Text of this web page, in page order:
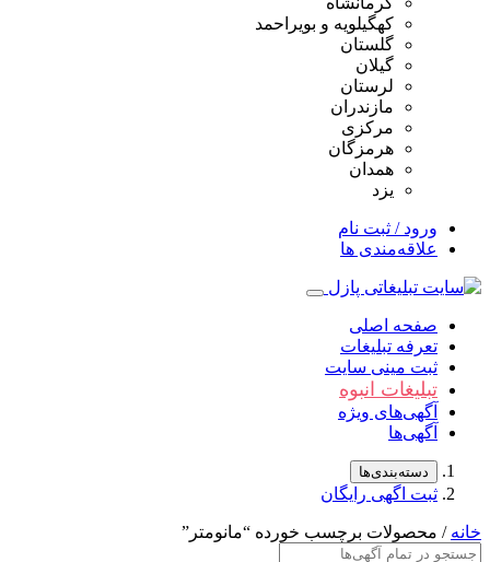
کهگیلویه و بویراحمد
گلستان
گیلان
لرستان
مازندران
مرکزی
هرمزگان
همدان
یزد
ورود / ثبت نام
علاقه‌مندی ها
صفحه اصلی
تعرفه تبلیغات
ثبت مینی سایت
تبلیغات انبوه
آگهی‌های ویژه
آگهی‌ها
دسته‌بندی‌ها
ثبت اگهی رایگان
خانه / محصولات برچسب خورده “مانومتر”